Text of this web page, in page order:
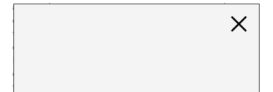
acaba dándole gran reconocimiento. 40 años más tarde,
en Zaragoza, nace Rafael Navarro, quien se trabaja
también una carrera como fotógrafo. Esta distancia en
el tiempo no impide que Álvarez Bravo y Navarro
lleguen a conocerse y que, además, los dos fotógrafos
establezcan una buena relación y compartan obras,
tiempos y palabras.